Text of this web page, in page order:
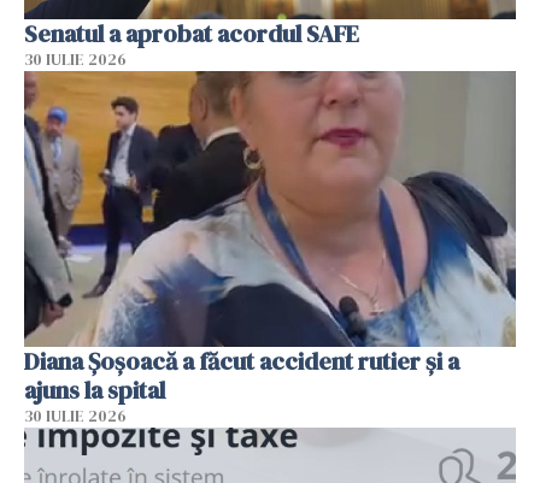
Senatul a aprobat acordul SAFE
30 IULIE 2026
Diana Șoșoacă a făcut accident rutier și a
ajuns la spital
30 IULIE 2026